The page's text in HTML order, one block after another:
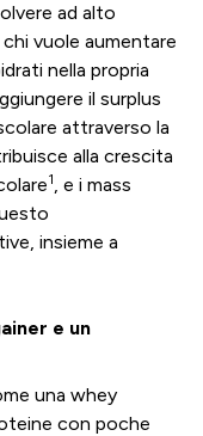
ad alto
vuole aumentare
nella propria
il surplus
attraverso la
alla crescita
1
, e i mass
insieme a
e un
una whey
con poche